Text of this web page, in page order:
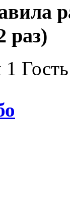
раз)
1